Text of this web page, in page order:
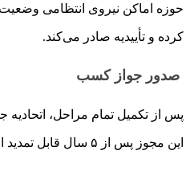
حوزه اماکن نیروی انتظامی
کرده و تأییدیه صادر می‌کند.
صدور جواز کسب
پس از تکمیل تمام مراحل، اتحادیه جواز کسب ۵
این مجوز پس از ۵ سال قابل تمدید است.